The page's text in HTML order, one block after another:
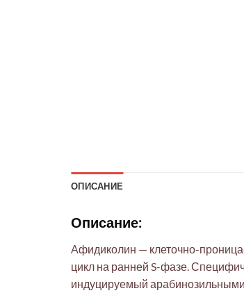
ОПИСАНИЕ
Описание:
Афидиколин — клеточно-
цикл на ранней S-фазе.
индуцируемый арабинозильными